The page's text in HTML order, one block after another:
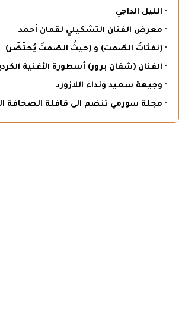
· الليل الداجي
· معرض الفنان التشكيلي لقمان أحمد
· (نفثاتُ الصّمت) و (حيثُ الصّمتُ يُحتَضَر)
· الفنان (شفان برور) أسطورة الأغنية
· وجيهة سعيد ونداء اللازورد
· مجلة سورمي تنضم الى قافلة الصحافة